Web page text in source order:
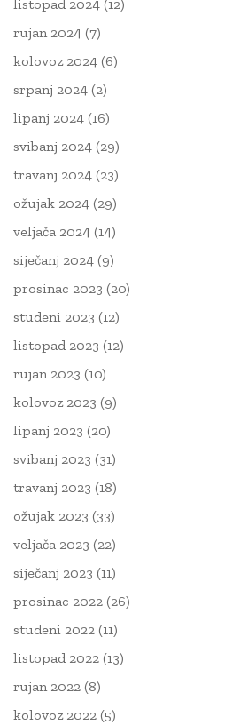
listopad 2024 (12)
rujan 2024 (7)
kolovoz 2024 (6)
srpanj 2024 (2)
lipanj 2024 (16)
svibanj 2024 (29)
travanj 2024 (23)
ožujak 2024 (29)
veljača 2024 (14)
siječanj 2024 (9)
prosinac 2023 (20)
studeni 2023 (12)
listopad 2023 (12)
rujan 2023 (10)
kolovoz 2023 (9)
lipanj 2023 (20)
svibanj 2023 (31)
travanj 2023 (18)
ožujak 2023 (33)
veljača 2023 (22)
siječanj 2023 (11)
prosinac 2022 (26)
studeni 2022 (11)
listopad 2022 (13)
rujan 2022 (8)
kolovoz 2022 (5)